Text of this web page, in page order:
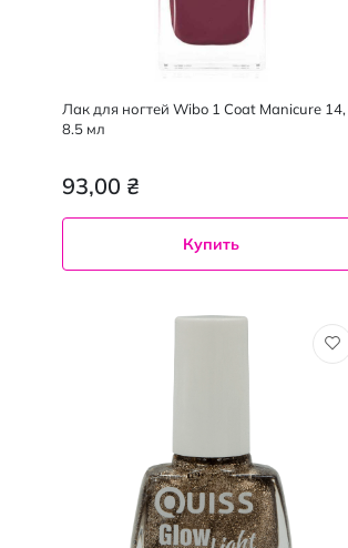
Лак для ногтей Wibo 1 Coat Manicure 14,
8.5 мл
93,00 ₴
Купить